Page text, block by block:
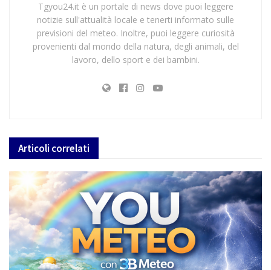
Tgyou24.it è un portale di news dove puoi leggere
notizie sull'attualità locale e tenerti informato sulle
previsioni del meteo. Inoltre, puoi leggere curiosità
provenienti dal mondo della natura, degli animali, del
lavoro, dello sport e dei bambini.
Articoli correlati